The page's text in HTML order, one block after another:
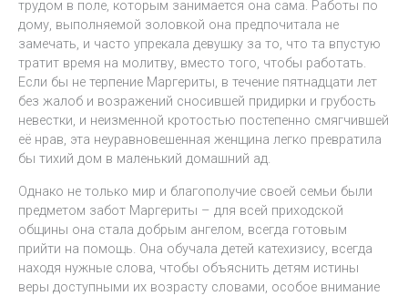
трудом в поле, которым занимается она сама. Работы по
дому, выполняемой золовкой она предпочитала не
замечать, и часто упрекала девушку за то, что та впустую
тратит время на молитву, вместо того, чтобы работать.
Если бы не терпение Маргериты, в течение пятнадцати лет
без жалоб и возражений сносившей придирки и грубость
невестки, и неизменной кротостью постепенно смягчившей
её нрав, эта неуравновешенная женщина легко превратила
бы тихий дом в маленький домашний ад.
Однако не только мир и благополучие своей семьи были
предметом забот Маргериты – для всей приходской
общины она стала добрым ангелом, всегда готовым
прийти на помощь. Она обучала детей катехизису, всегда
находя нужные слова, чтобы объяснить детям истины
веры доступными их возрасту словами, особое внимание